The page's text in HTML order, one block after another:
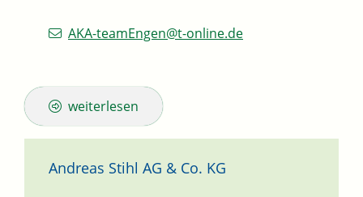
AKA-teamEngen@t-online.de
weiterlesen
Andreas Stihl AG & Co. KG